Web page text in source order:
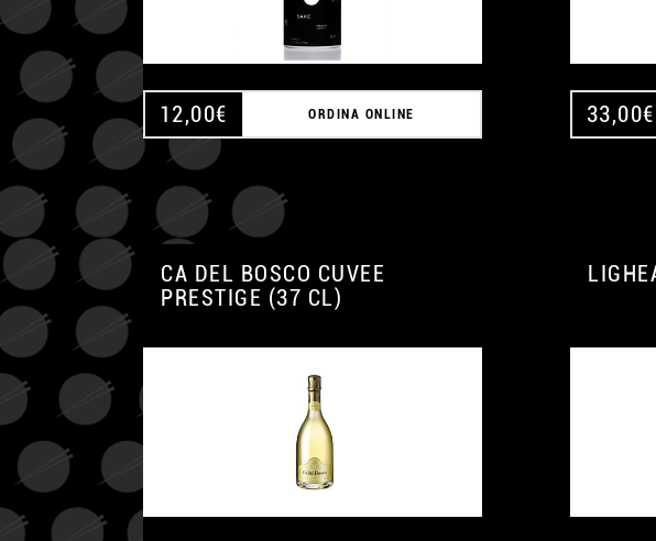
12,00€ ORDINA ONLINE 33,00€
CA DEL BOSCO CUVEE
PRESTIGE (37 CL)